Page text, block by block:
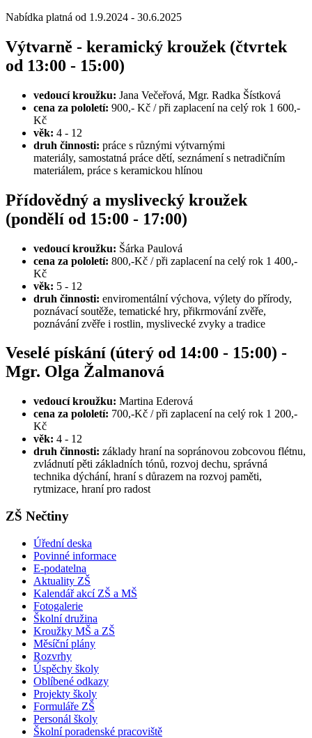
Nabídka platná od 1.9.2024 - 30.6.2025
Výtvarně - keramický kroužek (čtvrtek
od 13:00 - 15:00)
vedoucí kroužku: Jana Večeřová, Mgr. Radka Šístková
cena za pololetí: 900,- Kč / při zaplacení na celý rok 1 600,-
Kč
věk: 4 - 12
druh činnosti: práce s různými výtvarnými
materiály, samostatná práce dětí, seznámení s netradičním
materiálem, práce s keramickou hlínou
Přídovědný a myslivecký kroužek
(pondělí od 15:00 - 17:00)
vedoucí kroužku: Šárka Paulová
cena za pololetí: 800,-Kč / při zaplacení na celý rok 1 400,-
Kč
věk: 5 - 12
druh činnosti: enviromentální výchova, výlety do přírody,
poznávací soutěže, tematické hry, přikrmování zvěře,
poznávání zvěře i rostlin, myslivecké zvyky a tradice
Veselé pískání (úterý od 14:00 - 15:00) -
Mgr. Olga Žalmanová
vedoucí kroužku: Martina Ederová
cena za pololetí: 700,-Kč / při zaplacení na celý rok 1 200,-
Kč
věk: 4 - 12
druh činnosti: základy hraní na sopránovou zobcovou flétnu,
zvládnutí pěti základních tónů, rozvoj dechu, správná
technika dýchání, hraní s důrazem na rozvoj paměti,
rytmizace, hraní pro radost
ZŠ Nečtiny
Úřední deska
Povinné informace
E-podatelna
Aktuality ZŠ
Kalendář akcí ZŠ a MŠ
Fotogalerie
Školní družina
Kroužky MŠ a ZŠ
Měsíční plány
Rozvrhy
Úspěchy školy
Oblíbené odkazy
Projekty školy
Formuláře ZŠ
Personál školy
Školní poradenské pracoviště